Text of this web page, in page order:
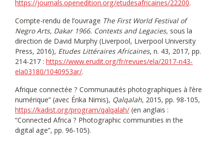
https://journals.openedition.org/etudesafricaines/22200.
Compte-rendu de l’ouvrage The First World Festival of
Negro Arts, Dakar 1966. Contexts and Legacies, sous la
direction de David Murphy (Liverpool, Liverpool University
Press, 2016), Etudes Littéraires Africaines, n. 43, 2017, pp.
214-217 : https://www.erudit.org/fr/revues/ela/2017-n43-
ela03180/1040953ar/.
Afrique connectée ? Communautés photographiques à l’ère
numérique” (avec Érika Nimis), Qalqalah, 2015, pp. 98-105,
https://kadist.org/program/qalqalah/ (en anglais :
“Connected Africa ? Photographic communities in the
digital age”, pp. 96-105).